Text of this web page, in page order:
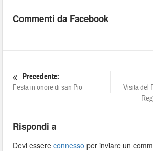
Commenti da Facebook
Precedente:
Festa in onore di san Pio
Visita del
Rispondi a
Devi essereconnesso per inviare un